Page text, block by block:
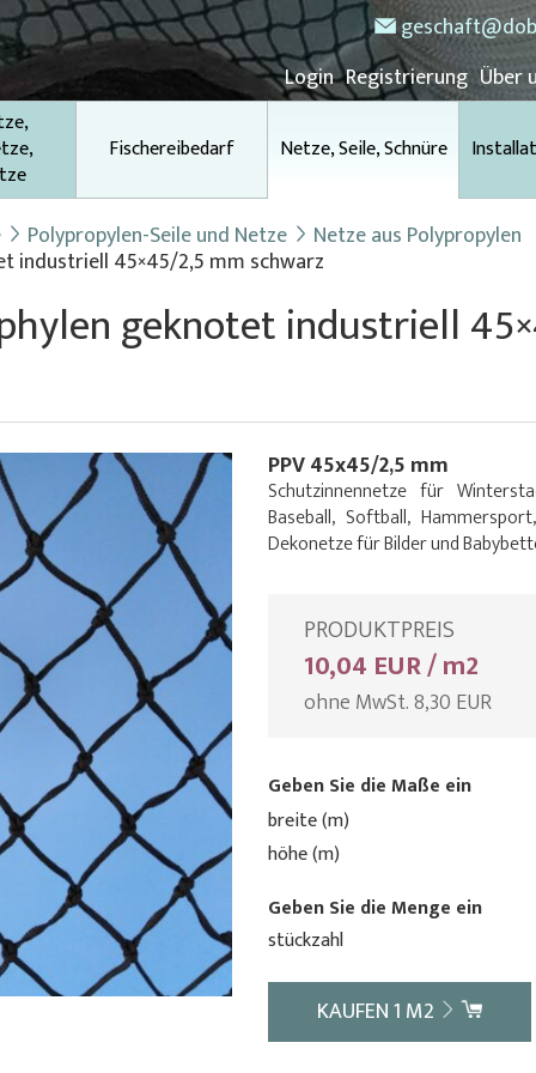
Login Registrierung Über
Fischereibedarf Netze, Seile, Schnüre
Polypropylen-Seile und Netze Netze aus Polypropylen
industriell 45×45/2,5 mm schwarz
geknotet industriell
PPV 45x45/2,5 mm
Schutzinnennetze für
Baseball, Softball,
Dekonetze für Bilder und
PRODUKTPREIS
10,04 EUR / m2
ohne MwSt. 8,30 EUR
Geben Sie die Maße ein
breite (m)
höhe (m)
Geben Sie die Menge ein
stückzahl
KAUFEN1 M2